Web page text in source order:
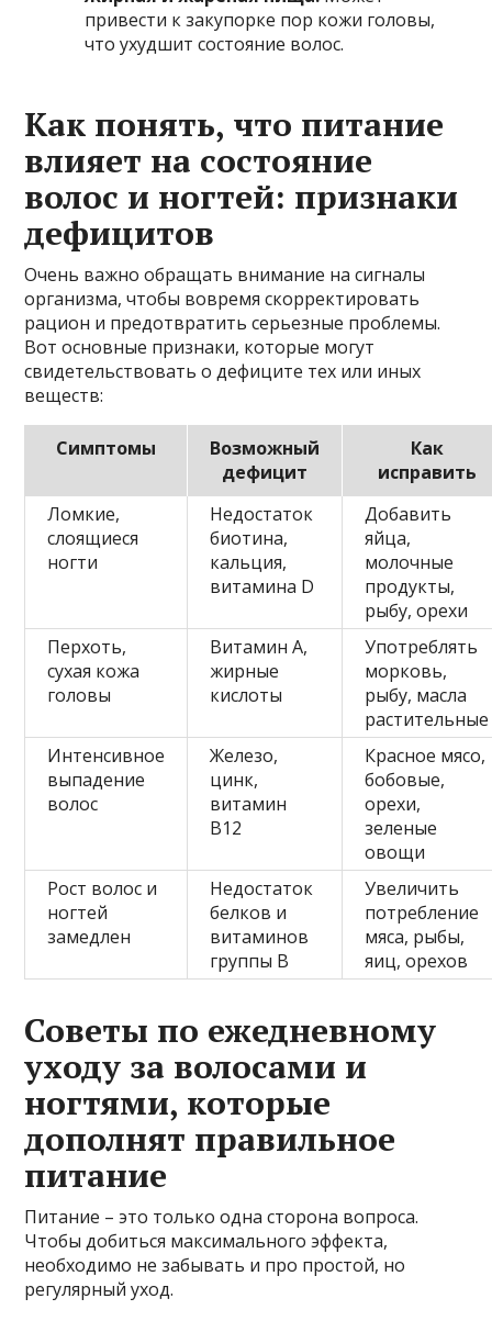
привести к закупорке пор кожи головы,
что ухудшит состояние волос.
Как понять, что питание
влияет на состояние
волос и ногтей: признаки
дефицитов
Очень важно обращать внимание на сигналы
организма, чтобы вовремя скорректировать
рацион и предотвратить серьезные проблемы.
Вот основные признаки, которые могут
свидетельствовать о дефиците тех или иных
веществ:
Симптомы
Возможный
дефицит
Как
исправить
Ломкие,
слоящиеся
ногти
Недостаток
биотина,
кальция,
витамина D
Добавить
яйца,
молочные
продукты,
рыбу, орехи
Перхоть,
сухая кожа
головы
Витамин A,
жирные
кислоты
Употреблять
морковь,
рыбу, масла
растительные
Интенсивное
выпадение
волос
Железо,
цинк,
витамин
В12
Красное мясо,
бобовые,
орехи,
зеленые
овощи
Рост волос и
ногтей
замедлен
Недостаток
белков и
витаминов
группы В
Увеличить
потребление
мяса, рыбы,
яиц, орехов
Советы по ежедневному
уходу за волосами и
ногтями, которые
дополнят правильное
питание
Питание – это только одна сторона вопроса.
Чтобы добиться максимального эффекта,
необходимо не забывать и про простой, но
регулярный уход.